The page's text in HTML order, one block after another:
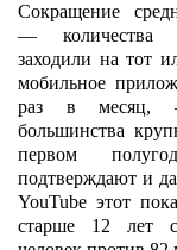
Сокращение
— количества
заходили на тот
мобильное
раз в
большинства
первом
подтверждают и
YouTube этот
старше 12 лет